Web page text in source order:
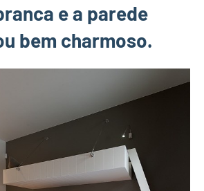
e a parede
bem charmoso.